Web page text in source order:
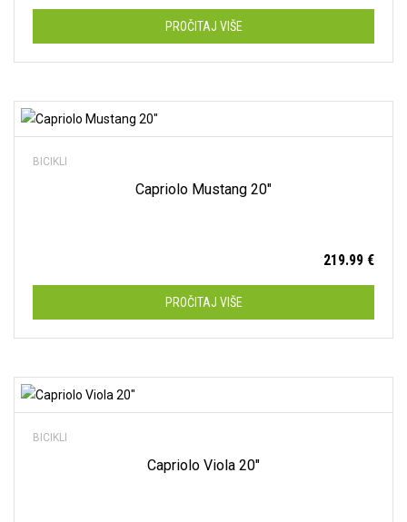
PROČITAJ VIŠE
BICIKLI
Capriolo Mustang 20″
219.99 €
PROČITAJ VIŠE
BICIKLI
Capriolo Viola 20″